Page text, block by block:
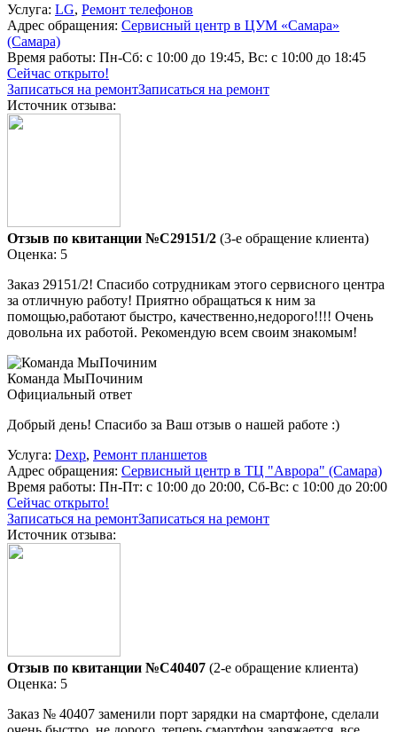
Услуга: LG, Ремонт телефонов
Адрес обращения: Сервисный центр в ЦУМ «Самара»
(Самара)
Время работы: Пн-Сб: с 10:00 до 19:45, Вс: с 10:00 до 18:45
Сейчас открыто!
Записаться на ремонтЗаписаться на ремонт
Источник отзыва:
Отзыв по квитанции №C29151/2 (3-е обращение клиента)
Оценка: 5
Заказ 29151/2! Спасибо сотрудникам этого сервисного центра
за отличную работу! Приятно обращаться к ним за
помощью,работают быстро, качественно,недорого!!!! Очень
довольна их работой. Рекомендую всем своим знакомым!
Команда МыПочиним
Официальный ответ
Добрый день! Спасибо за Ваш отзыв о нашей работе :)
Услуга: Dexp, Ремонт планшетов
Адрес обращения: Сервисный центр в ТЦ "Аврора" (Самара)
Время работы: Пн-Пт: с 10:00 до 20:00, Сб-Вс: с 10:00 до 20:00
Сейчас открыто!
Записаться на ремонтЗаписаться на ремонт
Источник отзыва:
Отзыв по квитанции №C40407 (2-е обращение клиента)
Оценка: 5
Заказ № 40407 заменили порт зарядки на смартфоне, сделали